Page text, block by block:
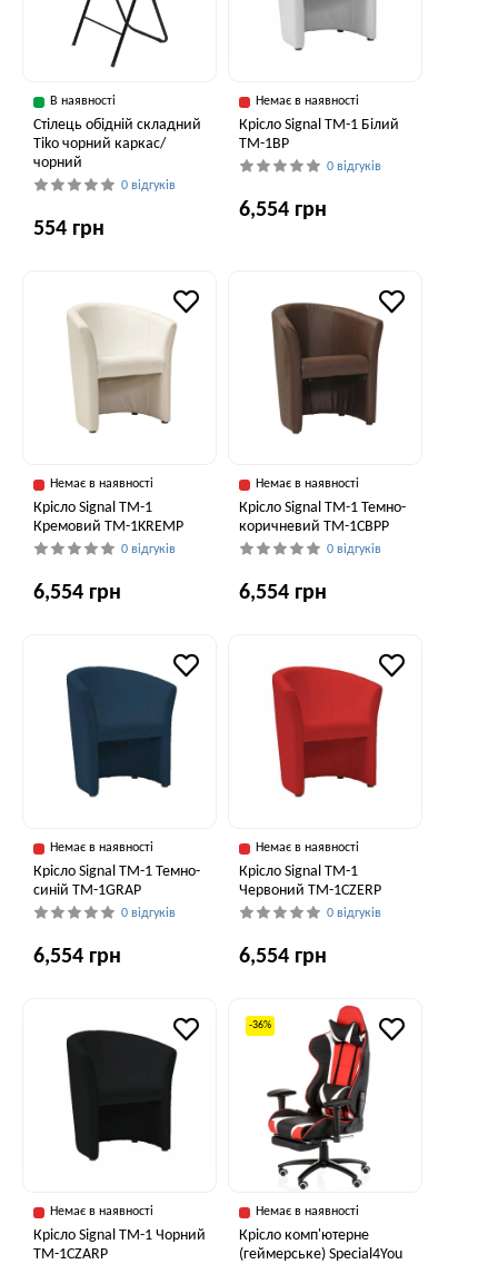
В наявності
Стілець обідній складний
Tiko чорний каркас/
чорний
0 відгуків
554 грн
Немає в наявності
Крісло Signal TM-1 Білий
TM-1BP
0 відгуків
6,554 грн
Немає в наявності
Крісло Signal TM-1
Кремовий TM-1KREMP
0 відгуків
6,554 грн
Немає в наявності
Крісло Signal TM-1 Темно-
коричневий TM-1CBPP
0 відгуків
6,554 грн
Немає в наявності
Крісло Signal TM-1 Темно-
синій TM-1GRAP
0 відгуків
6,554 грн
Немає в наявності
Крісло Signal TM-1
Червоний TM-1CZERP
0 відгуків
6,554 грн
Немає в наявності
Крісло Signal TM-1 Чорний
TM-1CZARP
-36%
Немає в наявності
Крісло комп'ютерне
(геймерське) Special4You